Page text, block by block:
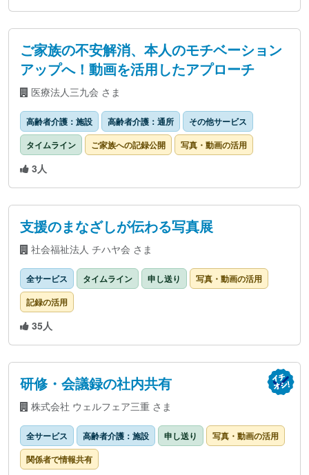
ご家族の不安解消、本人のモチベーション
アップへ！動画を活用したアプローチ
医療法人三九会 さま
高齢者介護：施設 高齢者介護：通所
その他サービス
タイムライン
ご家族への記録公開 写真・動画の活用
3人
支援のまなざしが伝わる写真展
社会福祉法人 チハヤ会 さま
全サービス タイムライン 申し送り
写真・動画の活用
記録の活用
35人
研修・会議録の社内共有
株式会社 ウェルフェア三重 さま
全サービス 高齢者介護：施設 申し送り
写真・動画の活用
関係者で情報共有